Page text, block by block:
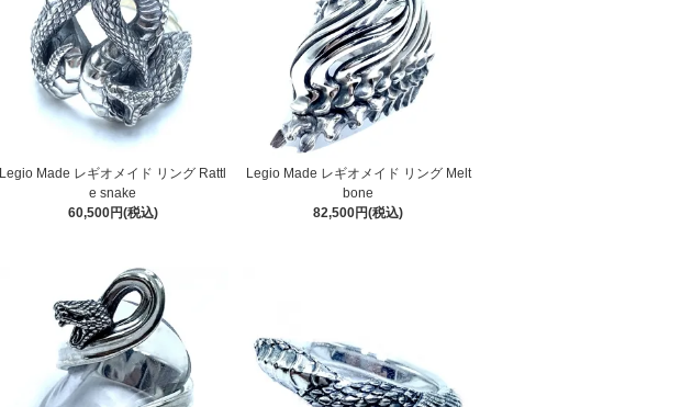
Legio Made レギオメイド リング Rattl
e snake
60,500円(税込)
Legio Made レギオメイド リング Melt
bone
82,500円(税込)